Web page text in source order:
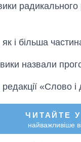
радикального
і більша
назвали
редакції «Слово
ЧИТАЙТЕ У
найважливіше